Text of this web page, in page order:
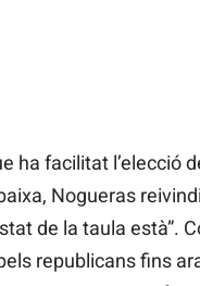
ha facilitat l’elecció
Nogueras
de la taula està”.
republicans fins